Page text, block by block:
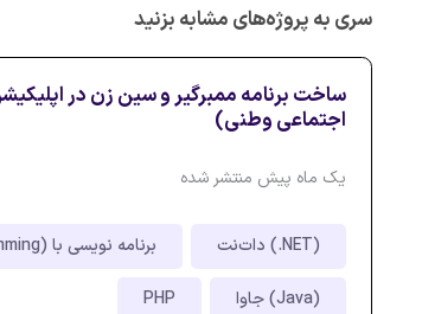
سری به پروژه‌های مشابه بزنید
ساخت برنامه ممبرگیر و سین زن در
اجتماعی وطنی)
یک ماه پیش منتشر شده
دات‌نت (.NET) برنامه نویسی با C# (C# Programming)
جاوا (Java) PHP